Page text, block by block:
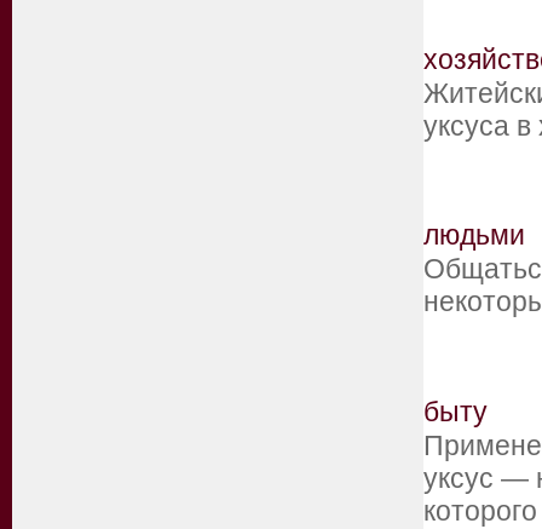
уксуса
людьми
быту
уксус —